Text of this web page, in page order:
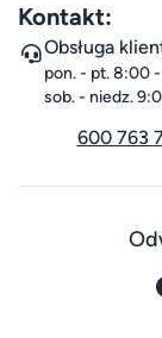
Kontakt:
Obsługa
pon. - pt. 8:00
sob. - niedz.
600 763